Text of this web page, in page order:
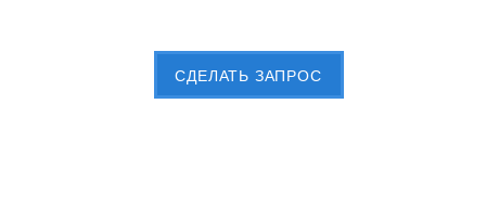
CДЕЛАТЬ ЗАПРОС